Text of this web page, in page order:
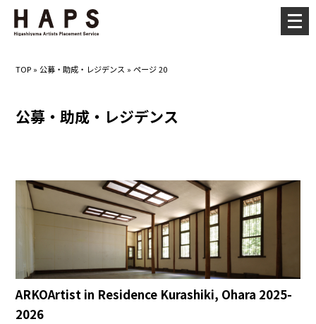
TOP »公募・助成・レジデンス »ページ 20
公募・助成・レジデンス
ARKOArtist in Residence Kurashiki, Ohara 2025-
2026
メ
ニ